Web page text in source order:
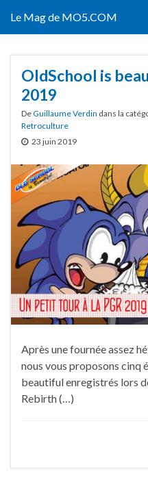
Le Mag de MO5.COM
OldSchool is
2019
DeGuillaume Verdin dans la
Retroculture
23 juin 2019
Après une fournée assez
nous vous proposons cinq
beautiful enregistrés lors
Rebirth (…)